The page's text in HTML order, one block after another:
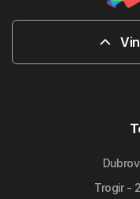
Trogir -